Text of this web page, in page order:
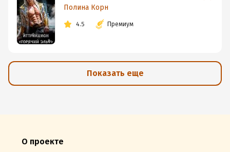
Полина Корн
4.5 Премиум
Показать еще
О проекте